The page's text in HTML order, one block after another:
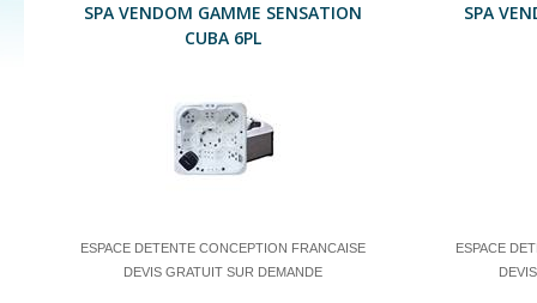
SPA VENDOM GAMME SENSATION
CUBA 6PL
ESPACE DETENTE CONCEPTION FRANCAISE
DEVIS GRATUIT SUR DEMANDE
SPA
ESPACE